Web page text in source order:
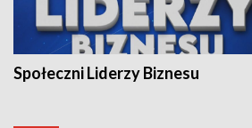
Społeczni Liderzy Biznesu